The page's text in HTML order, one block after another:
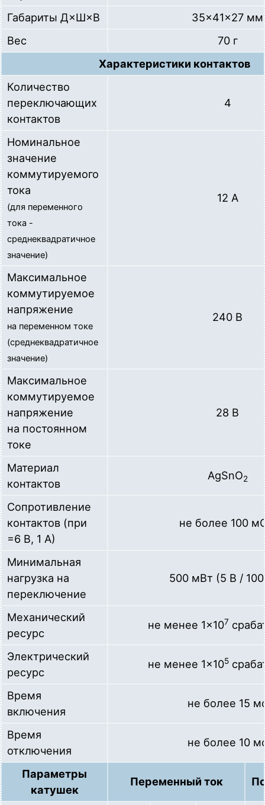
Габариты Д×Ш×В
35×41×27 мм
Вес
70 г
Характеристики контактов
Количество
переключающих
контактов
4
Номинальное
значение
коммутируемого
тока
(для переменного
тока -
среднеквадратичное
значение)
12 A
Максимальное
коммутируемое
напряжение
на переменном токе
(среднеквадратичное
значение)
240 В
Максимальное
коммутируемое
напряжение
на постоянном
токе
28 В
Материал
контактов
AgSnO2
Сопротивление
контактов (при
=6 В, 1 А)
не более 100
Минимальная
нагрузка на
переключение
500 мВт (5 В /
Механический
ресурс
не менее 1×107
Электрический
ресурс
не менее 1×105
Время
включения
не более 15
Время
отключения
не более 10
Параметры
катушек
Переменный ток